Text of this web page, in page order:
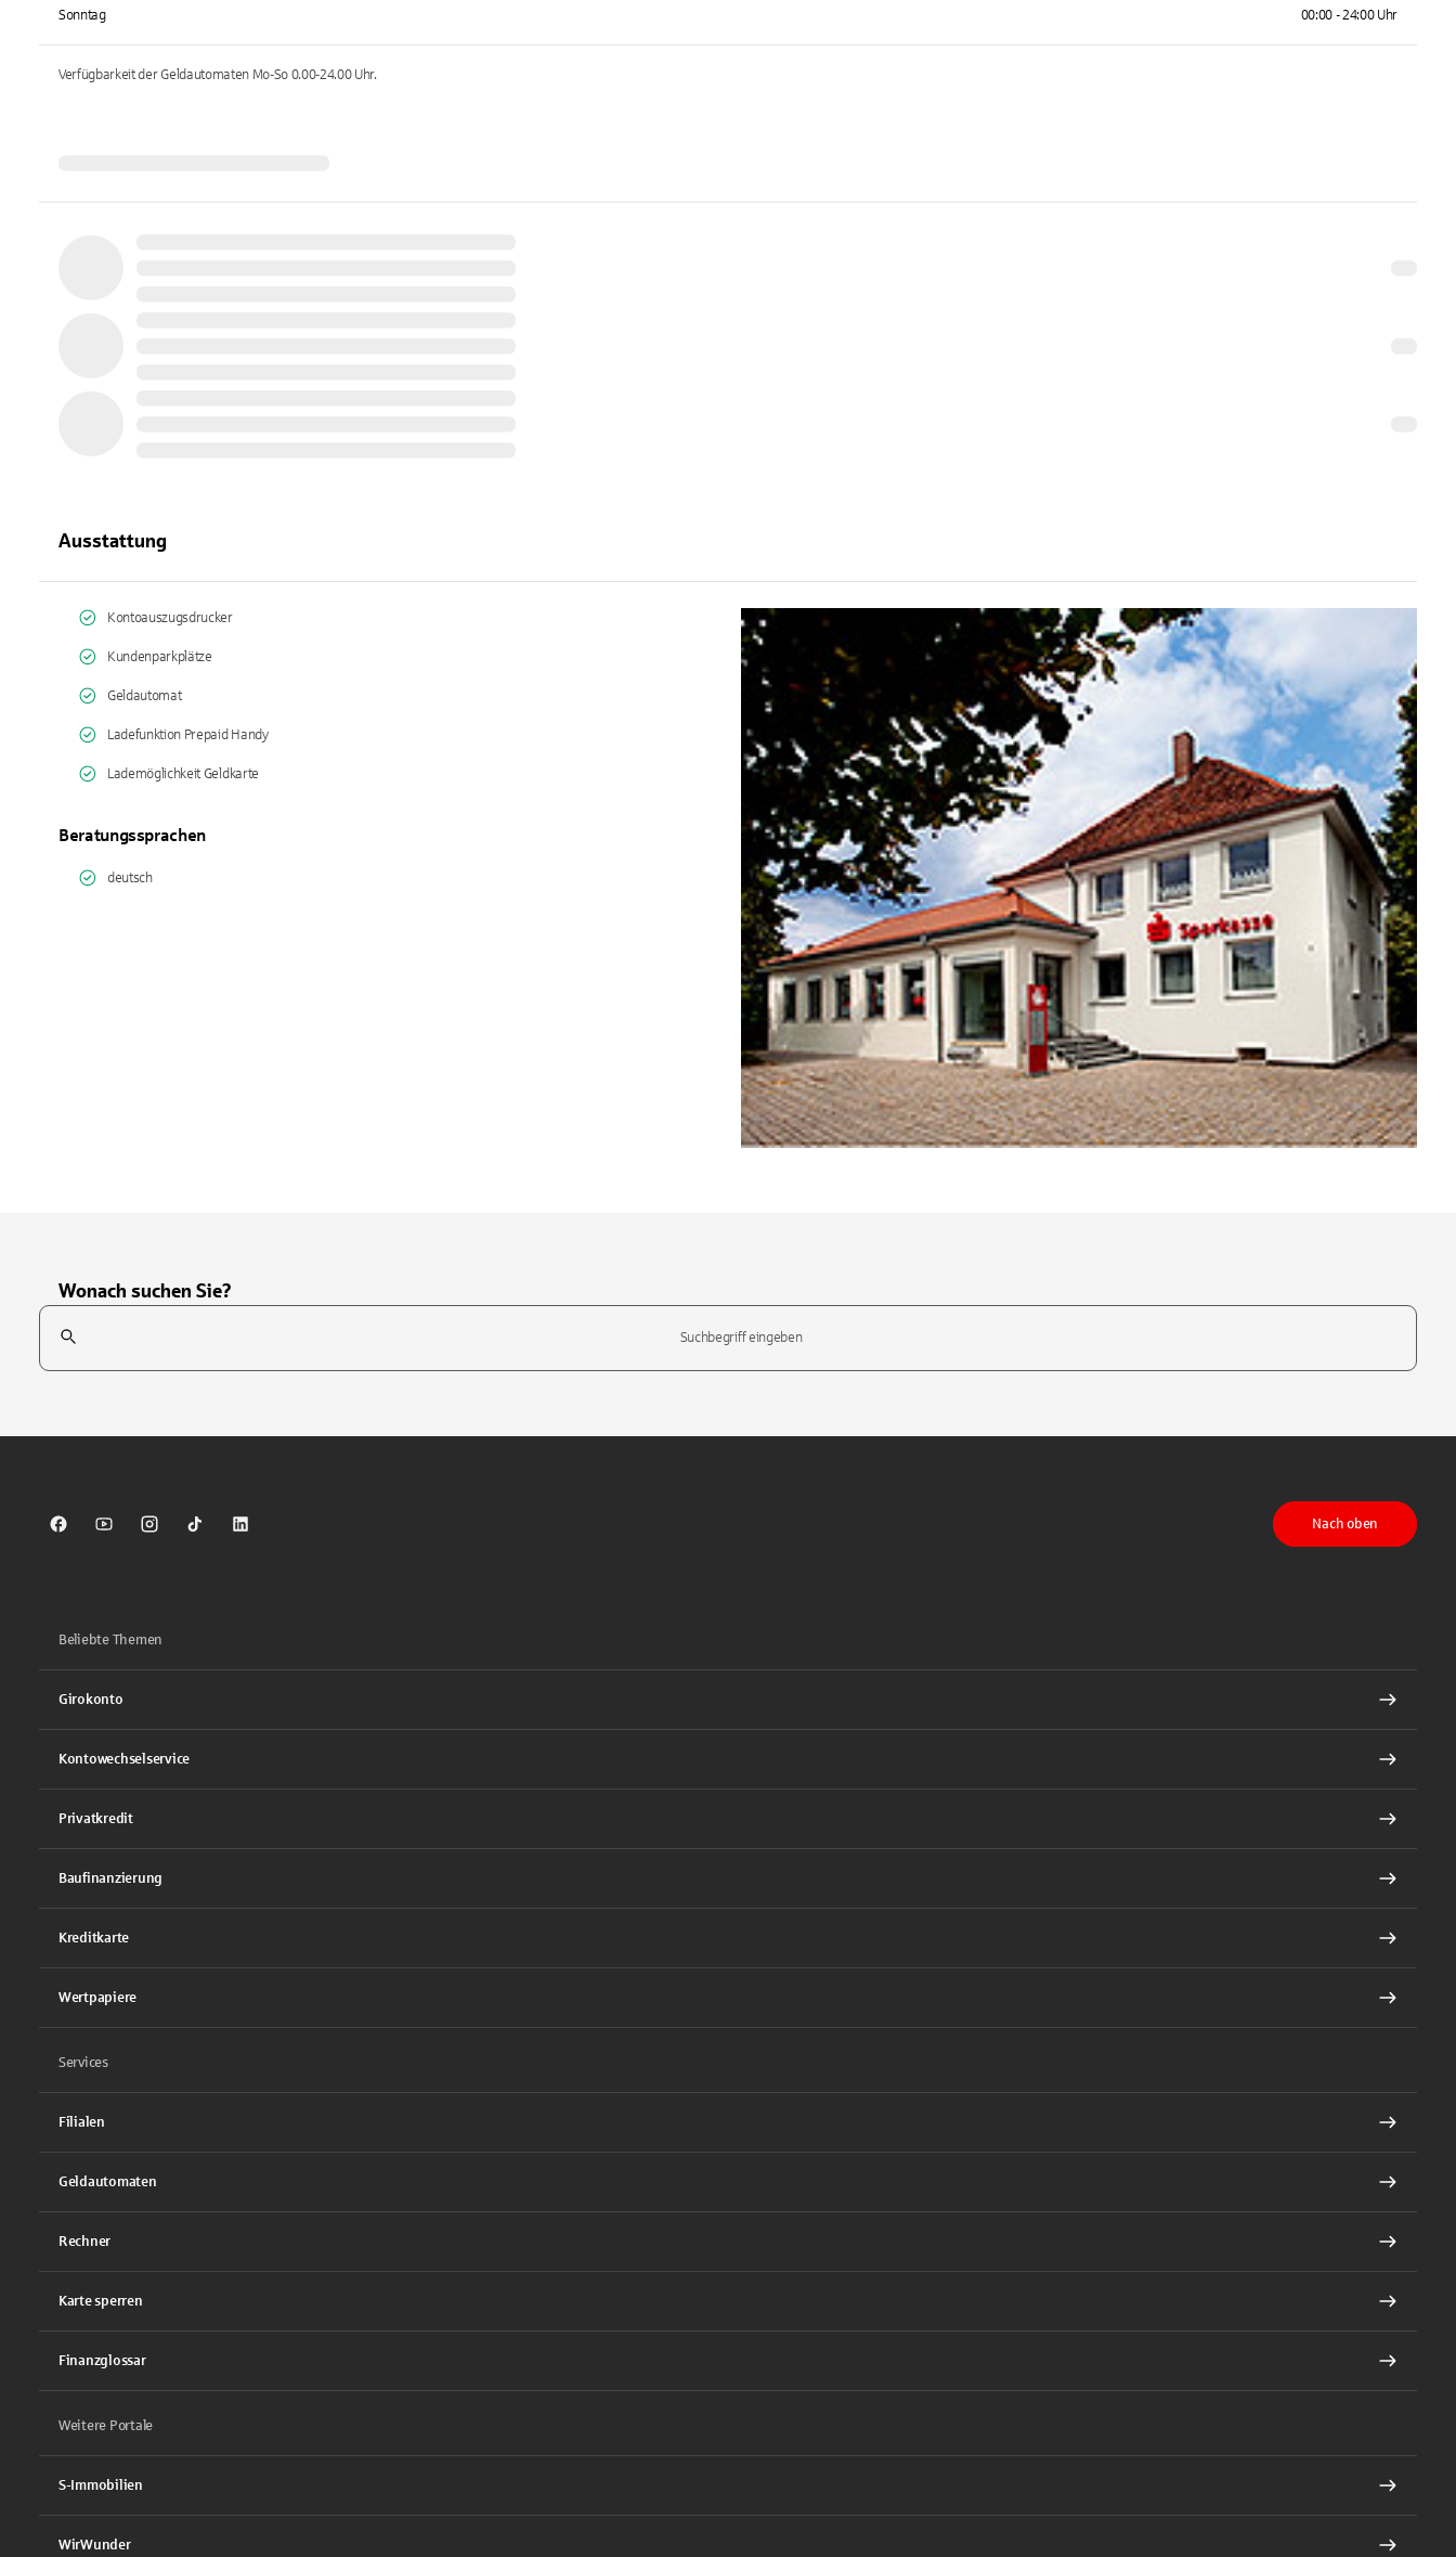
Sonntag 00:00 - 24:00 Uhr
Verfügbarkeit der Geldautomaten Mo-So 0.00-24.00Uhr.
Ausstattung
Kontoauszugsdrucker
Kundenparkplätze
Geldautomat
Ladefunktion Prepaid Handy
Lademöglichkeit Geldkarte
Beratungssprachen
deutsch
Wonach suchen Sie?
Suchfeld
Sparkasse auf Facebook
Sparkasse auf Youtube
Sparkasse auf Instagram
Sparkasse auf TikTok
Sparkasse auf LinkedIn
Nach oben
Beliebte Themen
Girokonto
Kontowechselservice
Privatkredit
Baufinanzierung
Kreditkarte
Wertpapiere
Services
Filialen
Geldautomaten
Rechner
Karte sperren
Finanzglossar
Weitere Portale
S-Immobilien
WirWunder